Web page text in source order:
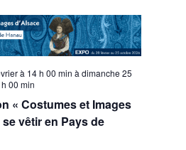
« Costumes et Images
se vêtir en Pays de
à 14 h 00 min à dimanche 25
00 min